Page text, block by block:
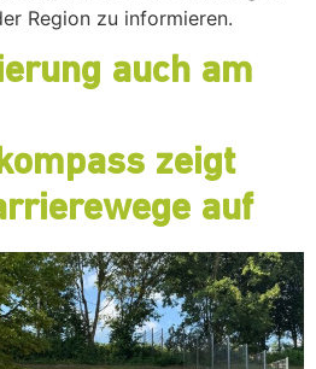
Region zu informieren.
auch am
zeigt
auf